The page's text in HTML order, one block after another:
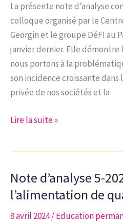
sein
de
notre
société
La présente note d’analyse
colloque organisé par le
Georgin et le groupe DéFI au
janvier dernier. Elle
nous portons à la
son incidence croissante
privée de nos sociétés et la
Note
|
La
d’éducation
Lire la suite »
Note d’analyse 5-
l’alimentation de
8 avril 2024/Education